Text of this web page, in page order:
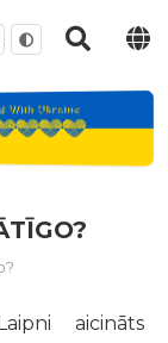
aicināts